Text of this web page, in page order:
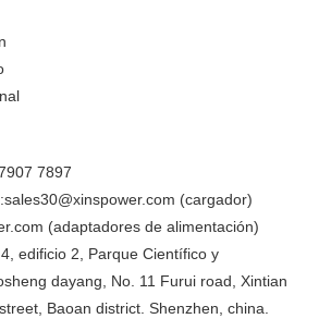
7897
sales30@xinspower.com (cargador)
(adaptadores de alimentación)
edificio 2, Parque Científico y
dayang, No. 11 Furui road, Xintian
Baoan district. Shenzhen, china.